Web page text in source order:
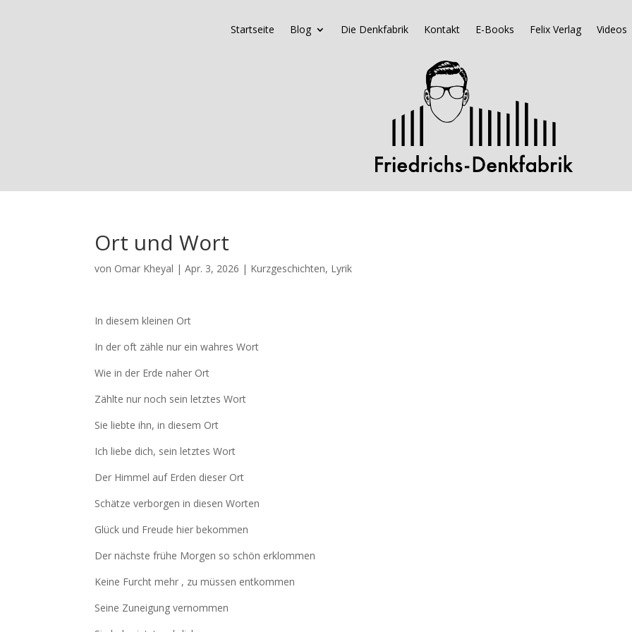
Startseite Blog Die Denkfabrik Kontakt E-Books Felix Verlag Videos
Ort und Wort
von Omar Kheyal |Apr. 3, 2026 | Kurzgeschichten, Lyrik
In diesem kleinen Ort
In der oft zähle nur ein wahres Wort
Wie in der Erde naher Ort
Zählte nur noch sein letztes Wort
Sie liebte ihn, in diesem Ort
Ich liebe dich, sein letztes Wort
Der Himmel auf Erden dieser Ort
Schätze verborgen in diesen Worten
Glück und Freude hier bekommen
Der nächste frühe Morgen so schön erklommen
Keine Furcht mehr , zu müssen entkommen
Seine Zuneigung vernommen